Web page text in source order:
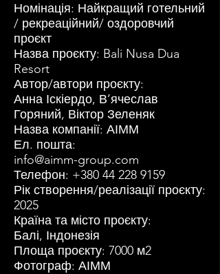
Номінація: Найкращий готельний
/ рекреаційний/ оздоровчий
проєкт
Назва проєкту: Bali Nusa Dua
Resort
Автор/автори проєкту:
Анна Іскіердо, В’ячеслав
Горяний, Віктор Зеленяк
Назва компанії: АІММ
Ел. пошта:
info@aimm-group.com
Телефон: +380 44 228 9159
Рік створення/реалізації проєкту:
2025
Країна та місто проєкту:
Балі, Індонезія
Площа проєкту: 7000 м2
Фотограф: АІММ